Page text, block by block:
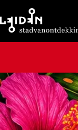
Ga
de
homepage